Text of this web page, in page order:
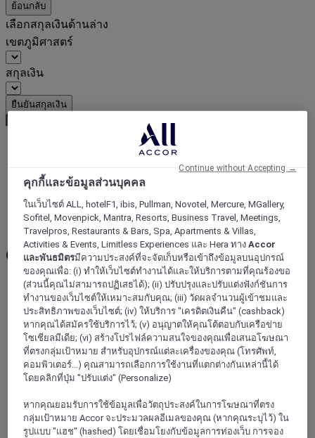
ย้อนกลับ
เลือกสกุลเงินด้านล่าง
เขตภูมิศาสตร์
สกุลเงิน
ยืนยันสกุลเงิน
Europe
Germany
Berlin - Land
Berlin
Charlottenburg-Wilmersdorf
Charlottenburg-Wilmersdorf
คุกกี้และข้อมูลส่วนบุคคล
ในเว็บไซต์ ALL, hotelF1, ibis, Pullman, Novotel, Mercure, MGallery,
Sofitel, Movenpick, Mantra, Resorts, Business Travel, Meetings,
Travelpros, Restaurants & Bars, Spa, Apartments & Villas,
Activities & Events, Limitless Experiences และ Hera ทางAccor
และพันธมิตรมีความประสงค์ที่จะจัดเก็บหรือเข้าถึงข้อมูลบนอุปกรณ์
ของคุณเพื่อ: (i) ทำให้เว็บไซต์ทำงานได้และให้บริการตามที่คุณร้องขอ
(ส่วนนี้คุณไม่สามารถปฏิเสธได้); (ii) ปรับปรุงและปรับแต่งฟังก์ชันการ
ทำงานของเว็บไซต์ให้เหมาะสมกับคุณ; (iii) วัดผลจำนวนผู้เข้าชมและ
ประสิทธิภาพของเว็บไซต์; (iv) ให้บริการ "เครดิตเงินคืน" (cashback)
หากคุณได้สมัครใช้บริการไว้; (v) อนุญาตให้คุณโต้ตอบกับเครือข่าย
โซเชียลมีเดีย; (vi) สร้างโปรไฟล์ความสนใจของคุณเพื่อเสนอโฆษณา
ที่ตรงกลุ่มเป้าหมาย สำหรับอุปกรณ์แต่ละเครื่องของคุณ (โทรศัพท์,
คอมพิวเตอร์...) คุณสามารถเลือกการใช้งานที่แตกต่างกันเหล่านี้ได้
โดยคลิกที่ปุ่ม "ปรับแต่ง" (Personalize)
หากคุณยอมรับการใช้ข้อมูลเพื่อวัตถุประสงค์ในการโฆษณาที่ตรง
กลุ่มเป้าหมาย Accor จะประมวลผลอีเมลของคุณ (หากคุณระบุไว้) ใน
รูปแบบ "แฮช" (hashed) โดยเชื่อมโยงกับข้อมูลการท่องเว็บ การจอง
Continue without Accepting →